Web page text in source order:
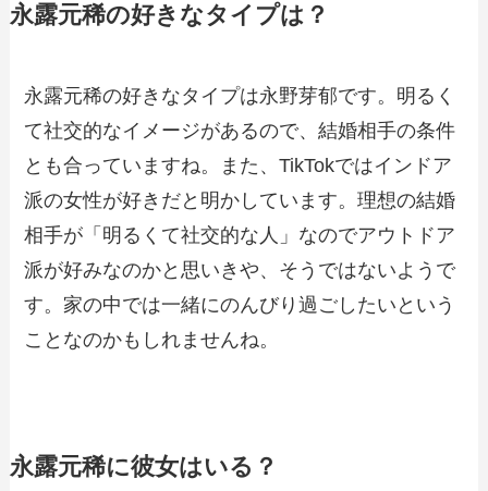
永露元稀の好きなタイプは？
永露元稀の好きなタイプは永野芽郁です。明るく
て社交的なイメージがあるので、結婚相手の条件
とも合っていますね。また、TikTokではインドア
派の女性が好きだと明かしています。理想の結婚
相手が「明るくて社交的な人」なのでアウトドア
派が好みなのかと思いきや、そうではないようで
す。家の中では一緒にのんびり過ごしたいという
ことなのかもしれませんね。
永露元稀に彼女はいる？